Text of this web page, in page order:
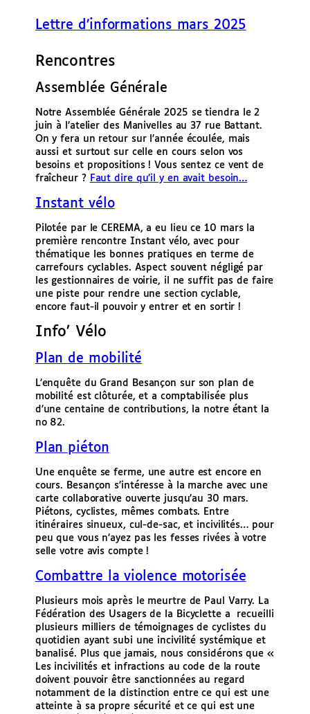
Lettre d’informations mars 2025
Rencontres
Assemblée Générale
Notre Assemblée Générale 2025 se tiendra le 2
juin à l’atelier des Manivelles au 37 rue Battant.
On y fera un retour sur l’année écoulée, mais
aussi et surtout sur celle en cours selon vos
besoins et propositions ! Vous sentez ce vent de
fraîcheur ? Faut dire qu’il y en avait besoin…
Instant vélo
Pilotée par le CEREMA, a eu lieu ce 10 mars la
première rencontre Instant vélo, avec pour
thématique les bonnes pratiques en terme de
carrefours cyclables. Aspect souvent négligé par
les gestionnaires de voirie, il ne suffit pas de faire
une piste pour rendre une section cyclable,
encore faut-il pouvoir y entrer et en sortir !
Info’ Vélo
Plan de mobilité
L’enquête du Grand Besançon sur son plan de
mobilité est clôturée, et a comptabilisée plus
d’une centaine de contributions, la notre étant la
no 82.
Plan piéton
Une enquête se ferme, une autre est encore en
cours. Besançon s’intéresse à la marche avec une
carte collaborative ouverte jusqu’au 30 mars.
Piétons, cyclistes, mêmes combats. Entre
itinéraires sinueux, cul-de-sac, et incivilités… pour
peu que vous n’ayez pas les fesses rivées à votre
selle votre avis compte !
Combattre la violence motorisée
Plusieurs mois après le meurtre de Paul Varry. La
Fédération des Usagers de la Bicyclette a recueilli
plusieurs milliers de témoignages de cyclistes du
quotidien ayant subi une incivilité systémique et
banalisé. Plus que jamais, nous considérons que «
Les incivilités et infractions au code de la route
doivent pouvoir être sanctionnées au regard
notamment de la distinction entre ce qui est une
atteinte à sa propre sécurité et ce qui est une